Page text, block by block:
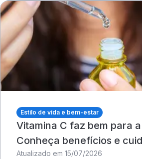
Estilo de vida e bem-estar
Vitamina C faz bem para
Conheça benefícios e
Atualizado em 15/07/2026